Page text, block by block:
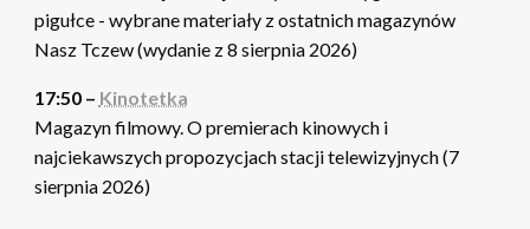
pigułce - wybrane materiały z ostatnich magazynów
Nasz Tczew (wydanie z 8 sierpnia 2026)
17:50 – Kinotetka
Magazyn filmowy. O premierach kinowych i
najciekawszych propozycjach stacji telewizyjnych (7
sierpnia 2026)